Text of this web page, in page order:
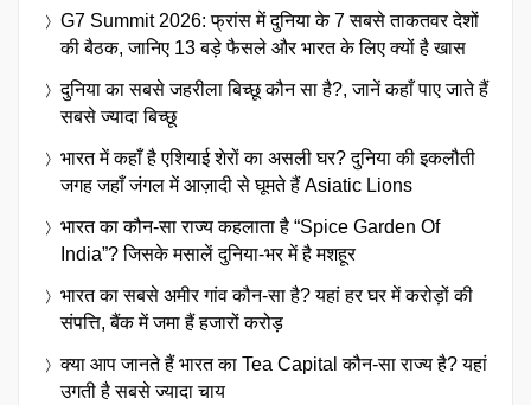
G7 Summit 2026: फ्रांस में दुनिया के 7 सबसे ताकतवर देशों
की बैठक, जानिए 13 बड़े फैसले और भारत के लिए क्यों है खास
दुनिया का सबसे जहरीला बिच्छू कौन सा है?, जानें कहाँ पाए जाते हैं
सबसे ज्यादा बिच्छू
भारत में कहाँ है एशियाई शेरों का असली घर? दुनिया की इकलौती
जगह जहाँ जंगल में आज़ादी से घूमते हैं Asiatic Lions
भारत का कौन-सा राज्य कहलाता है “Spice Garden Of
India”? जिसके मसालें दुनिया-भर में है मशहूर
भारत का सबसे अमीर गांव कौन-सा है? यहां हर घर में करोड़ों की
संपत्ति, बैंक में जमा हैं हजारों करोड़
क्या आप जानते हैं भारत का Tea Capital कौन-सा राज्य है? यहां
उगती है सबसे ज्यादा चाय